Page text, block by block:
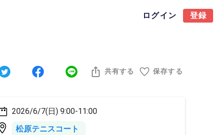
ログイン 登録
共有する 保存する
2026/6/7(日) 9:00-11:00
松原テニスコート